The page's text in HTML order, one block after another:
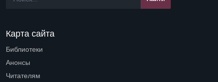
Карта сайта
Библиотеки
Анонсы
Читателям